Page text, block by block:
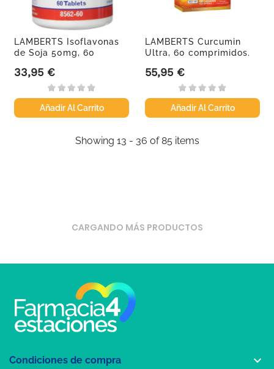
LAMBERTS Isoflavonas
de Soja 50mg, 60
Precio
33,95 €
Añadir Al Carrito
LAMBERTS Curcumin
Ultra, 60 comprimidos.
Precio
55,95 €
Añadir Al Carrito
Showing 13 - 36 of 85 items
CARGANDO MÁS PRODUCTOS
Condiciones de compra 